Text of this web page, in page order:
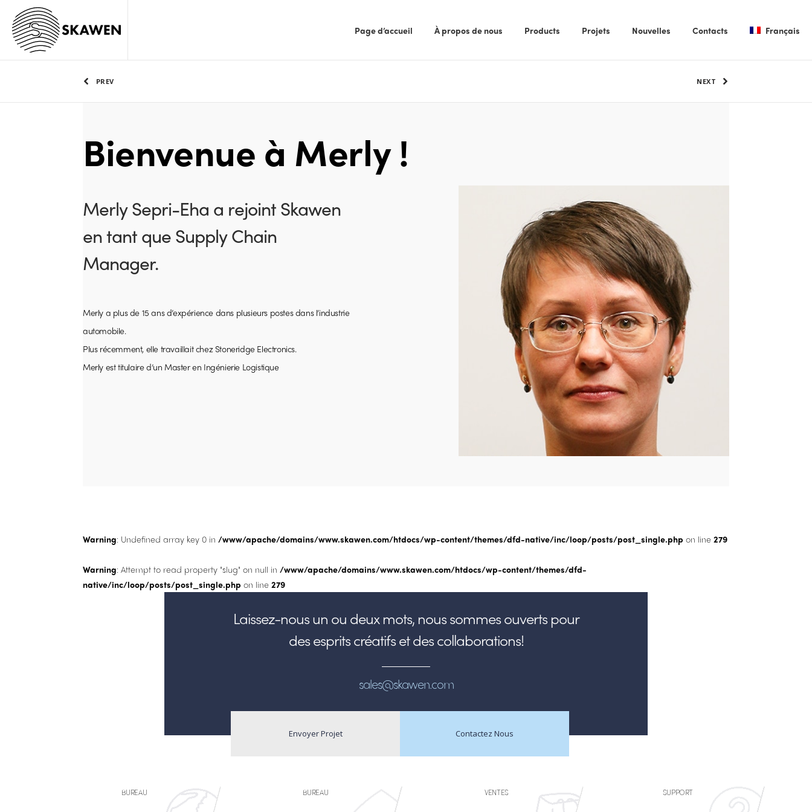
Page d’accueil À propos de nous Products Projets Nouvelles Contacts Français
PREV NEXT
Bienvenue à Merly !
Merly Sepri-Eha a rejoint Skawen
en tant que Supply Chain
Manager.
Merly a plus de 15 ans d’expérience dans plusieurs postes dans l’industrie
automobile.
Plus récemment, elle travaillait chez Stoneridge Electronics.
Merly est titulaire d’un Master en Ingénierie Logistique
Warning: Undefined array key 0 in /www/apache/domains/www.skawen.com/htdocs/wp-content/themes/dfd-native/inc/loop/posts/post_single.php on line 279
Warning: Attempt to read property "slug" on null in /www/apache/domains/www.skawen.com/htdocs/wp-content/themes/dfd-
native/inc/loop/posts/post_single.php on line 279
Laissez-nous un ou deux mots, nous sommes ouverts pour
des esprits créatifs et des collaborations!
sales@skawen.com
Envoyer Projet Contactez Nous
BUREAU BUREAU VENTES SUPPORT